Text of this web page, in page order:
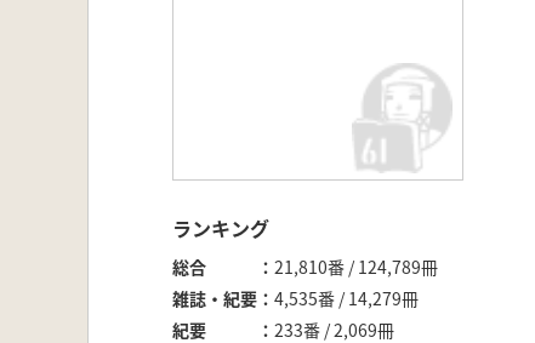
ランキング
総合
21,810番 / 124,789冊
雑誌・紀要
4,535番 / 14,279冊
紀要
233番 / 2,069冊